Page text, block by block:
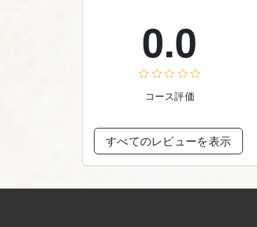
0.0
コース評価
すべてのレビューを表示